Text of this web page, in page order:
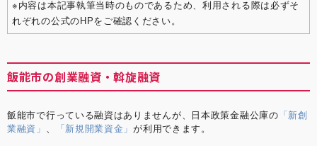
※内容は本記事執筆当時のものであるため、利用される際は必ずそ
れぞれの公式のHPをご確認ください。
飯能市の創業融資・斡旋融資
飯能市で行っている融資はありませんが、日本政策金融公庫の 「新創
業融資」
「新規開業資金」が利用できます。